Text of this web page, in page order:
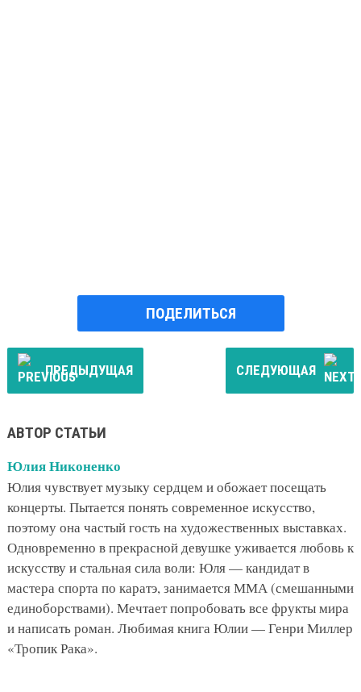
ПОДЕЛИТЬСЯ
ПРЕДЫДУЩАЯ СЛЕДУЮЩАЯ
АВТОР СТАТЬИ
Юлия Никоненко
Юлия чувствует музыку сердцем и обожает посещать
концерты. Пытается понять современное искусство,
поэтому она частый гость на художественных выставках.
Одновременно в прекрасной девушке уживается любовь к
искусству и стальная сила воли: Юля — кандидат в
мастера спорта по каратэ, занимается ММА (смешанными
единоборствами). Мечтает попробовать все фрукты мира
и написать роман. Любимая книга Юлии — Генри Миллер
«Тропик Рака».